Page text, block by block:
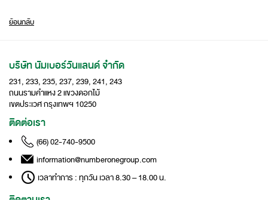
ย้อนกลับ
บริษัท นัมเบอร์วันแลนด์ จำกัด
231, 233, 235, 237, 239, 241, 243
ถนนรามคำแหง 2 แขวงดอกไม้
เขตประเวศ กรุงเทพฯ 10250
ติดต่อเรา
(66) 02-740-9500
information@numberonegroup.com
เวลาทำการ : ทุกวัน เวลา 8.30 – 18.00 น.